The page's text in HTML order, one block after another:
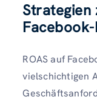
Strategien
Facebook-
ROAS auf
vielschichtigen